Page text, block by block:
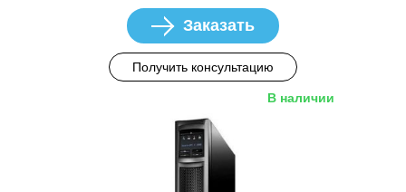
Заказать
Получить консультацию
В наличии